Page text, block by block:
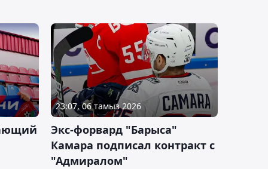
23:07, 06 тамыз 2026
Экс-форвард "Барыса"
Камара подписал контракт с
"Адмиралом"